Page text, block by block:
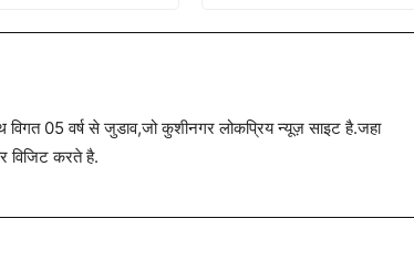
05 वर्ष से जुडाव,जो कुशीनगर लोकप्रिय न्यूज़ साइट है.जहा
विजिट करते है.